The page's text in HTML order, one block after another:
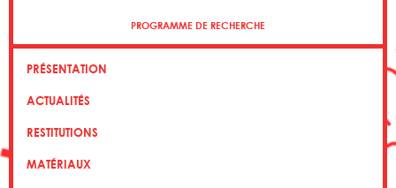
PROGRAMME DE RECHERCHE
PRÉSENTATION
ACTUALITÉS
RESTITUTIONS
MATÉRIAUX